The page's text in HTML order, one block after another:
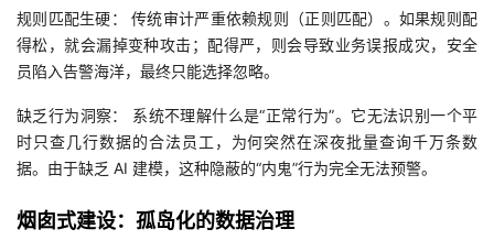
规则匹配生硬： 传统审计严重依赖规则（正则匹配）。如果规则配
得松，就会漏掉变种攻击；配得严，则会导致业务误报成灾，安全
员陷入告警海洋，最终只能选择忽略。
缺乏行为洞察： 系统不理解什么是“正常行为”。它无法识别一个平
时只查几行数据的合法员工，为何突然在深夜批量查询千万条数
据。由于缺乏 AI 建模，这种隐蔽的“内鬼”行为完全无法预警。
烟囱式建设：孤岛化的数据治理